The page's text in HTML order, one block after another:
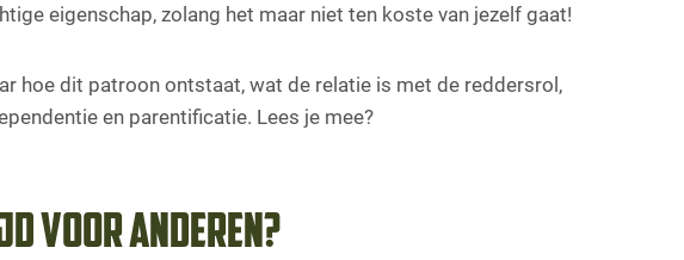
eigenschap, zolang het maar niet ten koste van jezelf gaat!
hoe dit patroon ontstaat, wat de relatie is met de reddersrol,
en parentificatie. Lees je mee?
voor anderen?